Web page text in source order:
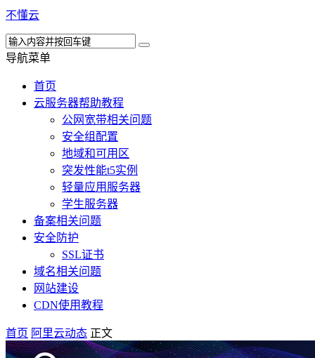
不懂云
导航菜单
首页
云服务器帮助教程
公网宽带相关问题
安全组配置
地域和可用区
突发性能t5实例
轻量应用服务器
学生服务器
备案相关问题
安全防护
SSL证书
域名相关问题
网站建设
CDN使用教程
首页 阿里云动态 正文